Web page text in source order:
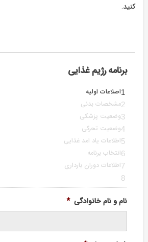
کنید.
برنامه رژیم غذایی
1اصلاعات اولیه
2مشخصات بدنی
3وضعیت پزشکی
4وضعیت تحرکی
5اطلاعات یاد امد غذایی
6انتخاب برنامه
7اطلاعات دوران بارداری
8
نام و نام خانوادگی *